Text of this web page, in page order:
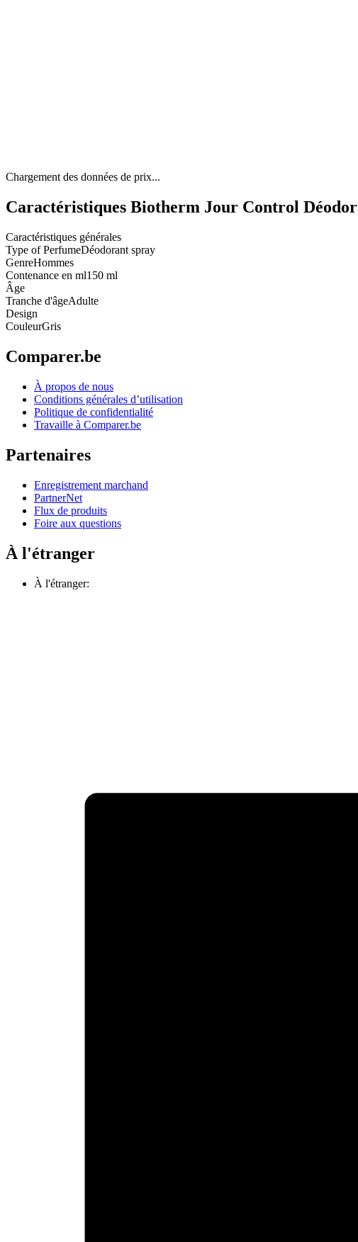
Chargement des données de prix...
Caractéristiques Biotherm Jour Control
Caractéristiques générales
Type of PerfumeDéodorant spray
GenreHommes
Contenance en ml150 ml
Âge
Tranche d'âgeAdulte
Design
CouleurGris
Comparer.be
À propos de nous
Conditions générales d’utilisation
Politique de confidentialité
Travaille à Comparer.be
Partenaires
Enregistrement marchand
PartnerNet
Flux de produits
Foire aux questions
À l'étranger
À l'étranger: